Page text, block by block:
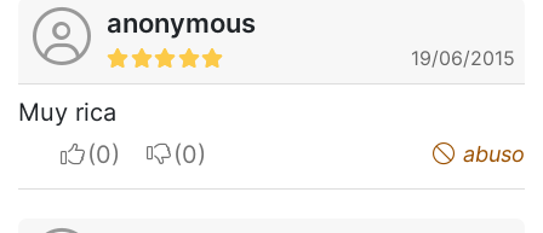
anonymous
19/06/2015
Muy rica
I apreciateI do not appreciate abuso